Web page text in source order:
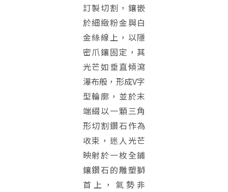
訂製切割，鑲嵌
於細緻粉金與白
金絲線上，以隱
密爪鑲固定，其
光芒如垂直傾瀉
瀑布般，形成V字
型輪廓，並於末
端綴以一顆三角
形切割鑽石作為
收束，迷人光芒
映射於一枚全鋪
鑲鑽石的雕塑獅
首上，氣勢非